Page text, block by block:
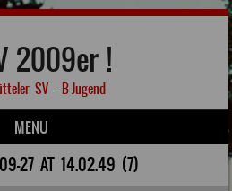
2009er !
SV – B-Jugend
MENU
27 AT 14.02.49 (7)